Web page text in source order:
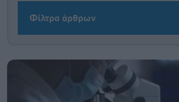
Φίλτρα άρθρων